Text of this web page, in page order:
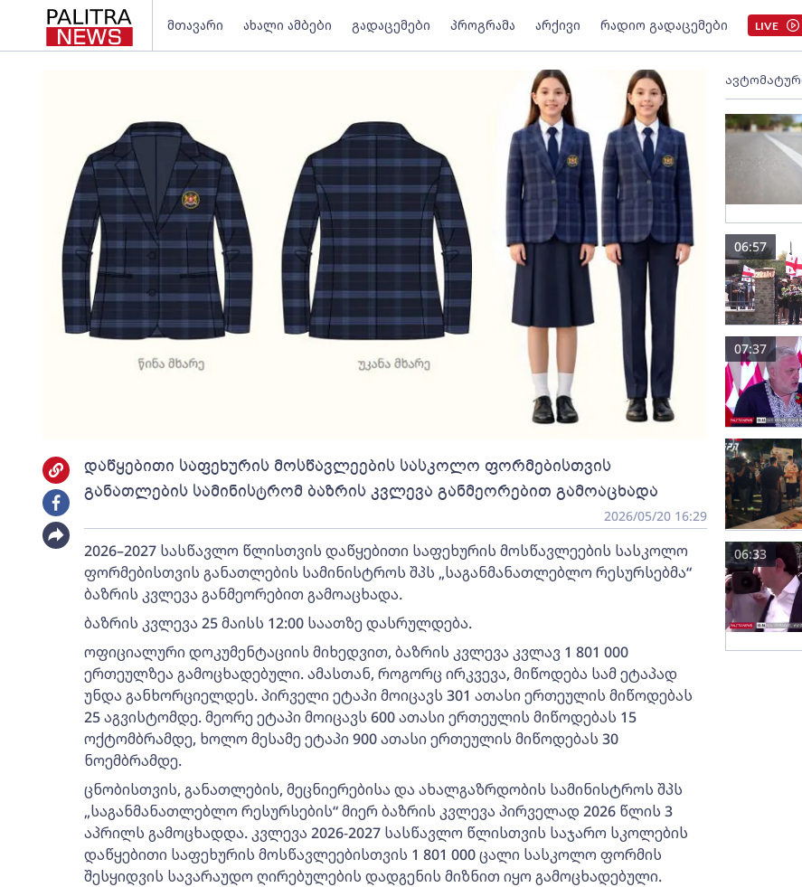
მთავარი ახალი ამბები გადაცემები პროგრამა არქივი რადიო გადაცემები LIVE
დაწყებითი საფეხურის მოსწავლეების სასკოლო ფორმებისთვის
განათლების სამინისტრომ ბაზრის კვლევა განმეორებით გამოაცხადა
2026/05/20 16:29
2026–2027 სასწავლო წლისთვის დაწყებითი საფეხურის მოსწავლეების სასკოლო
ფორმებისთვის განათლების სამინისტროს შპს „საგანმანათლებლო რესურსებმა“
ბაზრის კვლევა განმეორებით გამოაცხადა.
ბაზრის კვლევა 25 მაისს 12:00 საათზე დასრულდება.
ოფიციალური დოკუმენტაციის მიხედვით, ბაზრის კვლევა კვლავ 1 801 000
ერთეულზეა გამოცხადებული. ამასთან, როგორც ირკვევა, მიწოდება სამ ეტაპად
უნდა განხორციელდეს. პირველი ეტაპი მოიცავს 301 ათასი ერთეულის მიწოდებას
25 აგვისტომდე. მეორე ეტაპი მოიცავს 600 ათასი ერთეულის მიწოდებას 15
ოქტომბრამდე, ხოლო მესამე ეტაპი 900 ათასი ერთეულის მიწოდებას 30
ნოემბრამდე.
ცნობისთვის, განათლების, მეცნიერებისა და ახალგაზრდობის სამინისტროს შპს
„საგანმანათლებლო რესურსების“ მიერ ბაზრის კვლევა პირველად 2026 წლის 3
აპრილს გამოცხადდა. კვლევა 2026-2027 სასწავლო წლისთვის საჯარო სკოლების
დაწყებითი საფეხურის მოსწავლეებისთვის 1 801 000 ცალი სასკოლო ფორმის
შესყიდვის სავარაუდო ღირებულების დადგენის მიზნით იყო გამოცხადებული.
06:57
07:37
06:33